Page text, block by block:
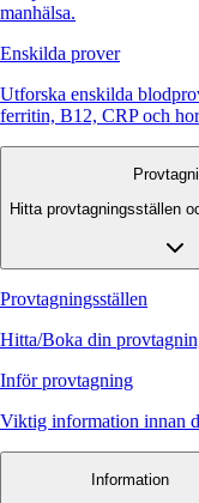
manhälsa.
Enskilda prover
Utforska enskilda
ferritin, B12, CRP och
Hitta provtagningsställen
Provtagningsställen
Hitta/Boka din
Inför provtagning
Viktig information innan
Information